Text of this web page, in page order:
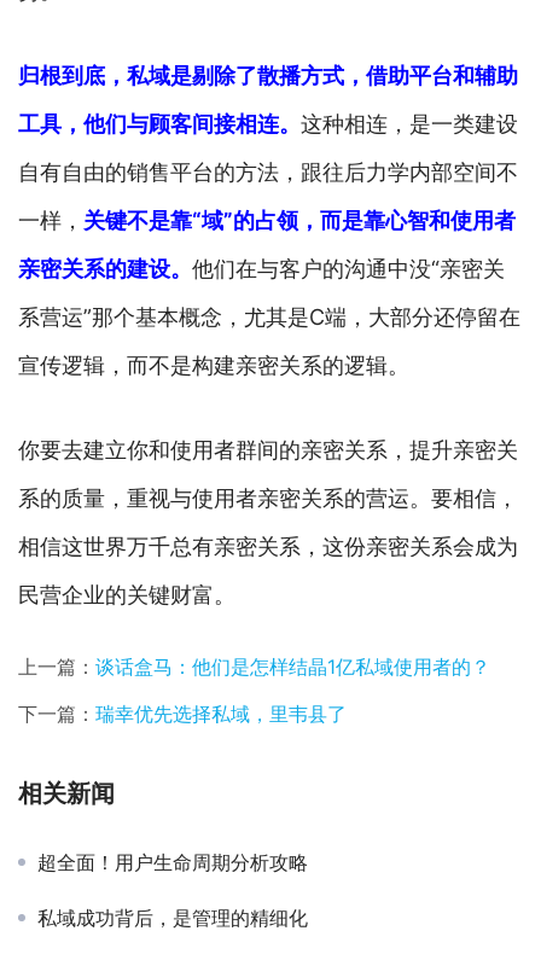
归根到底，私域是剔除了散播方式，借助平台和辅助
工具，他们与顾客间接相连。 这种相连，是一类建设
自有自由的销售平台的方法，跟往后力学内部空间不
一样， 关键不是靠“域”的占领，而是靠心智和使用者
亲密关系的建设。 他们在与客户的沟通中没“亲密关
系营运”那个基本概念，尤其是C端，大部分还停留在
宣传逻辑，而不是构建亲密关系的逻辑。
你要去建立你和使用者群间的亲密关系，提升亲密关
系的质量，重视与使用者亲密关系的营运。要相信，
相信这世界万千总有亲密关系，这份亲密关系会成为
民营企业的关键财富。
上一篇： 谈话盒马：他们是怎样结晶1亿私域使用者的？
下一篇： 瑞幸优先选择私域，里韦县了
相关新闻
超全面！用户生命周期分析攻略
私域成功背后，是管理的精细化